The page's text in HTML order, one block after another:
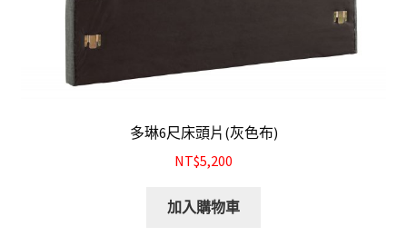
注意事項
多琳6尺床頭片(灰色布)
NT$5,200
加入購物車